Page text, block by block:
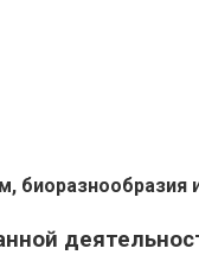
биоразнообразия